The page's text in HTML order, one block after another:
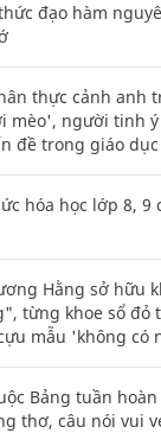
đạo hàm
thực cảnh anh
mèo', người tinh
đề trong giáo dục
hóa học lớp 8, 9
Hằng sở hữu
từng khoe sổ đỏ
mẫu 'không có
Bảng tuần
thơ, câu nói vui